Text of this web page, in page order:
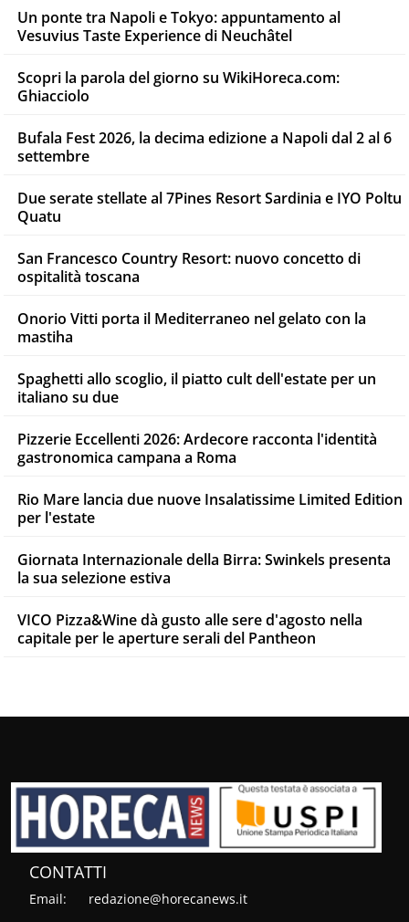
Un ponte tra Napoli e Tokyo: appuntamento al
Vesuvius Taste Experience di Neuchâtel
Scopri la parola del giorno su WikiHoreca.com:
Ghiacciolo
Bufala Fest 2026, la decima edizione a Napoli dal 2 al 6
settembre
Due serate stellate al 7Pines Resort Sardinia e IYO Poltu
Quatu
San Francesco Country Resort: nuovo concetto di
ospitalità toscana
Onorio Vitti porta il Mediterraneo nel gelato con la
mastiha
Spaghetti allo scoglio, il piatto cult dell'estate per un
italiano su due
Pizzerie Eccellenti 2026: Ardecore racconta l'identità
gastronomica campana a Roma
Rio Mare lancia due nuove Insalatissime Limited Edition
per l'estate
Giornata Internazionale della Birra: Swinkels presenta
la sua selezione estiva
VICO Pizza&Wine dà gusto alle sere d'agosto nella
capitale per le aperture serali del Pantheon
CONTATTI
Email: redazione@horecanews.it